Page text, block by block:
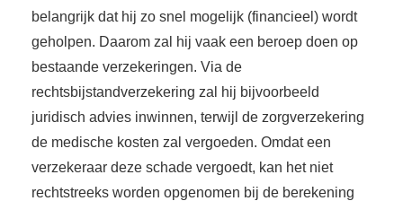
belangrijk dat hij zo snel mogelijk (financieel) wordt
geholpen. Daarom zal hij vaak een beroep doen op
bestaande verzekeringen. Via de
rechtsbijstandverzekering zal hij bijvoorbeeld
juridisch advies inwinnen, terwijl de zorgverzekering
de medische kosten zal vergoeden. Omdat een
verzekeraar deze schade vergoedt, kan het niet
rechtstreeks worden opgenomen bij de berekening